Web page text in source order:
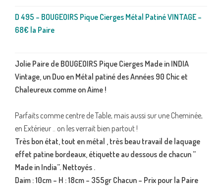
D 495 – BOUGEOIRS Pique Cierges Métal Patiné VINTAGE –
68€ la Paire
Jolie Paire de BOUGEOIRS Pique Cierges Made in INDIA
Vintage, un Duo en Métal patiné des Années 90 Chic et
Chaleureux comme on Aime !
Parfaits comme centre de Table, mais aussi sur une Cheminée,
en Extérieur .. on les verrait bien partout !
Très bon état, tout en métal , très beau travail de laquage
effet patine bordeaux, étiquette au dessous de chacun ”
Made in India”. Nettoyés .
Daim : 10cm – H : 18cm – 355gr Chacun – Prix pour la Paire